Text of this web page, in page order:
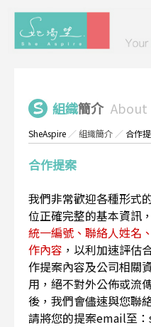
組織簡介 About
SheAspire ／組織簡介 ／ 合作
合作提案
我們非常歡迎各種形式
位正確完整的基本資訊
統一編號、聯絡人姓名
作內容 ，以利加速評估
作提案內容及公司相關
用，絕不對外公佈或流
後，我們會儘速與您聯
請將您的提案email至